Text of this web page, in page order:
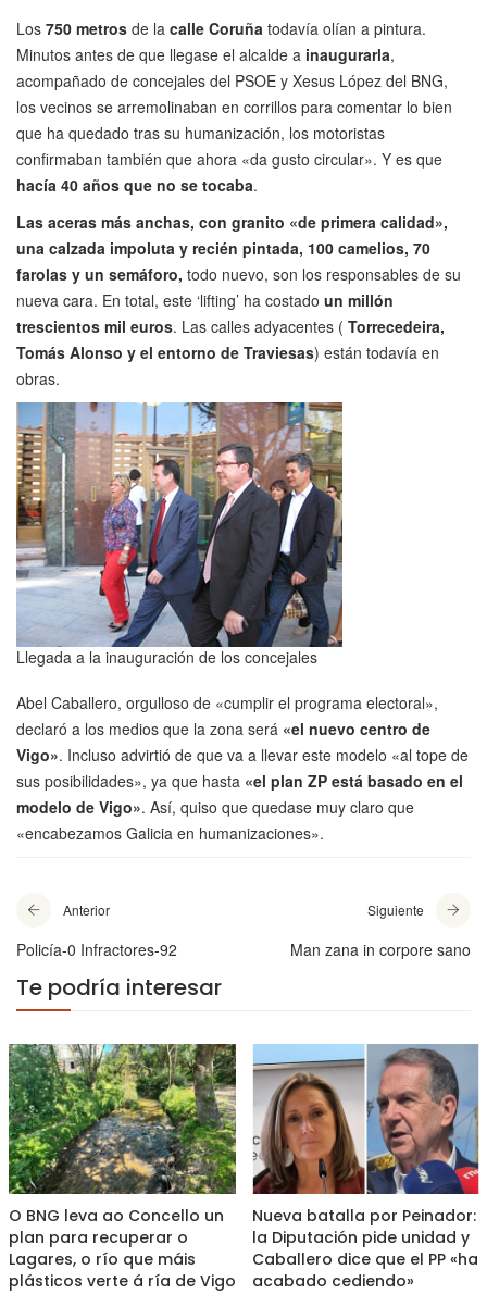
Los 750 metros de la calle Coruña todavía olían a pintura.
Minutos antes de que llegase el alcalde a inaugurarla,
acompañado de concejales del PSOE y Xesus López del BNG,
los vecinos se arremolinaban en corrillos para comentar lo bien
que ha quedado tras su humanización, los motoristas
confirmaban también que ahora «da gusto circular». Y es que
hacía 40 años que no se tocaba.
Las aceras más anchas, con granito «de primera calidad»,
una calzada impoluta y recién pintada, 100 camelios, 70
farolas y un semáforo, todo nuevo, son los responsables de su
nueva cara. En total, este ‘lifting’ ha costado un millón
trescientos mil euros. Las calles adyacentes ( Torrecedeira,
Tomás Alonso y el entorno de Traviesas) están todavía en
obras.
Llegada a la inauguración de los concejales
Abel Caballero, orgulloso de «cumplir el programa electoral»,
declaró a los medios que la zona será «el nuevo centro de
Vigo». Incluso advirtió de que va a llevar este modelo «al tope de
sus posibilidades», ya que hasta «el plan ZP está basado en el
modelo de Vigo». Así, quiso que quedase muy claro que
«encabezamos Galicia en humanizaciones».
Anterior
Policía-0 Infractores-92
Siguiente
Man zana in corpore sano
Te podría interesar
O BNG leva ao Concello un
plan para recuperar o
Lagares, o río que máis
plásticos verte á ría de Vigo
Nueva batalla por Peinador:
la Diputación pide unidad y
Caballero dice que el PP «ha
acabado cediendo»